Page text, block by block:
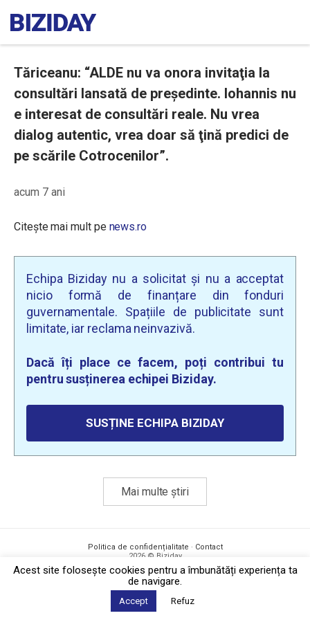
Tăriceanu: “ALDE nu va onora invitaţia la
consultări lansată de preşedinte. Iohannis nu
e interesat de consultări reale. Nu vrea
dialog autentic, vrea doar să ţină predici de
pe scările Cotrocenilor”.
acum 7 ani
Citește mai mult pe news.ro
Echipa Biziday nu a solicitat și nu a acceptat
nicio formă de finanțare din fonduri
guvernamentale. Spațiile de publicitate sunt
limitate, iar reclama neinvazivă.
Dacă îți place ce facem, poți contribui tu
pentru susținerea echipei Biziday.
SUSȚINE ECHIPA BIZIDAY
Mai multe știri
Politica de confidențialitate · Contact
2026 © Biziday
Acest site foloseşte cookies pentru a îmbunătăți experiența ta
de navigare.
Accept Refuz